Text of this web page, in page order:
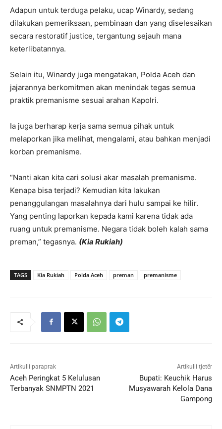
Adapun untuk terduga pelaku, ucap Winardy, sedang
dilakukan pemeriksaan, pembinaan dan yang diselesaikan
secara restoratif justice, tergantung sejauh mana
keterlibatannya.
Selain itu, Winardy juga mengatakan, Polda Aceh dan
jajarannya berkomitmen akan menindak tegas semua
praktik premanisme sesuai arahan Kapolri.
Ia juga berharap kerja sama semua pihak untuk
melaporkan jika melihat, mengalami, atau bahkan menjadi
korban premanisme.
“Nanti akan kita cari solusi akar masalah premanisme.
Kenapa bisa terjadi? Kemudian kita lakukan
penanggulangan masalahnya dari hulu sampai ke hilir.
Yang penting laporkan kepada kami karena tidak ada
ruang untuk premanisme. Negara tidak boleh kalah sama
preman,” tegasnya. (Kia Rukiah)
TAGS Kia Rukiah Polda Aceh preman premanisme
Artikulli paraprak
Aceh Peringkat 5 Kelulusan
Terbanyak SNMPTN 2021
Artikulli tjetër
Bupati: Keuchik Harus
Musyawarah Kelola Dana
Gampong